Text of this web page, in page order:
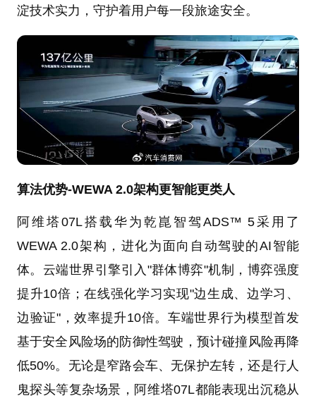
淀技术实力，守护着用户每一段旅途安全。
算法优势-WEWA 2.0架构更智能更类人
阿维塔07L搭载华为乾崑智驾ADS™ 5采用了
WEWA 2.0架构，进化为面向自动驾驶的AI智能
体。云端世界引擎引入"群体博弈"机制，博弈强度
提升10倍；在线强化学习实现"边生成、边学习、
边验证"，效率提升10倍。车端世界行为模型首发
基于安全风险场的防御性驾驶，预计碰撞风险再降
低50%。无论是窄路会车、无保护左转，还是行人
鬼探头等复杂场景，阿维塔07L都能表现出沉稳从